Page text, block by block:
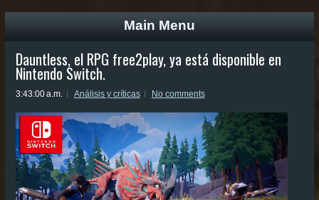
Main Menu
Dauntless, el RPG free2play, ya está disponible en
Nintendo Switch.
3:43:00 a.m. Análisis y críticas No comments